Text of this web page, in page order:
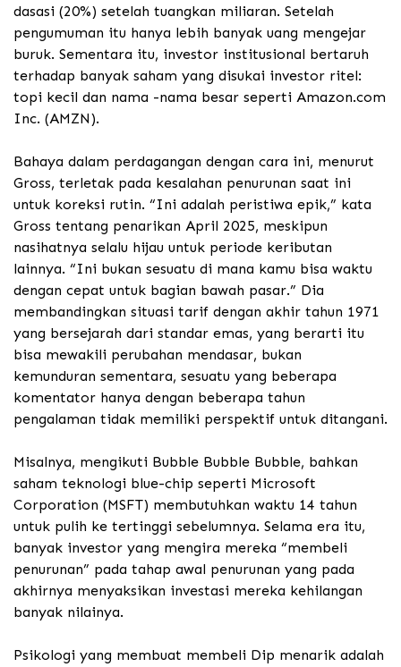
dasasi (20%) setelah tuangkan miliaran. Setelah
pengumuman itu hanya lebih banyak uang mengejar
buruk. Sementara itu, investor institusional bertaruh
terhadap banyak saham yang disukai investor ritel:
topi kecil dan nama -nama besar seperti Amazon.com
Inc. (AMZN).
Bahaya dalam perdagangan dengan cara ini, menurut
Gross, terletak pada kesalahan penurunan saat ini
untuk koreksi rutin. “Ini adalah peristiwa epik,” kata
Gross tentang penarikan April 2025, meskipun
nasihatnya selalu hijau untuk periode keributan
lainnya. “Ini bukan sesuatu di mana kamu bisa waktu
dengan cepat untuk bagian bawah pasar.” Dia
membandingkan situasi tarif dengan akhir tahun 1971
yang bersejarah dari standar emas, yang berarti itu
bisa mewakili perubahan mendasar, bukan
kemunduran sementara, sesuatu yang beberapa
komentator hanya dengan beberapa tahun
pengalaman tidak memiliki perspektif untuk ditangani.
Misalnya, mengikuti Bubble Bubble Bubble, bahkan
saham teknologi blue-chip seperti Microsoft
Corporation (MSFT) membutuhkan waktu 14 tahun
untuk pulih ke tertinggi sebelumnya. Selama era itu,
banyak investor yang mengira mereka “membeli
penurunan” pada tahap awal penurunan yang pada
akhirnya menyaksikan investasi mereka kehilangan
banyak nilainya.
Psikologi yang membuat membeli Dip menarik adalah